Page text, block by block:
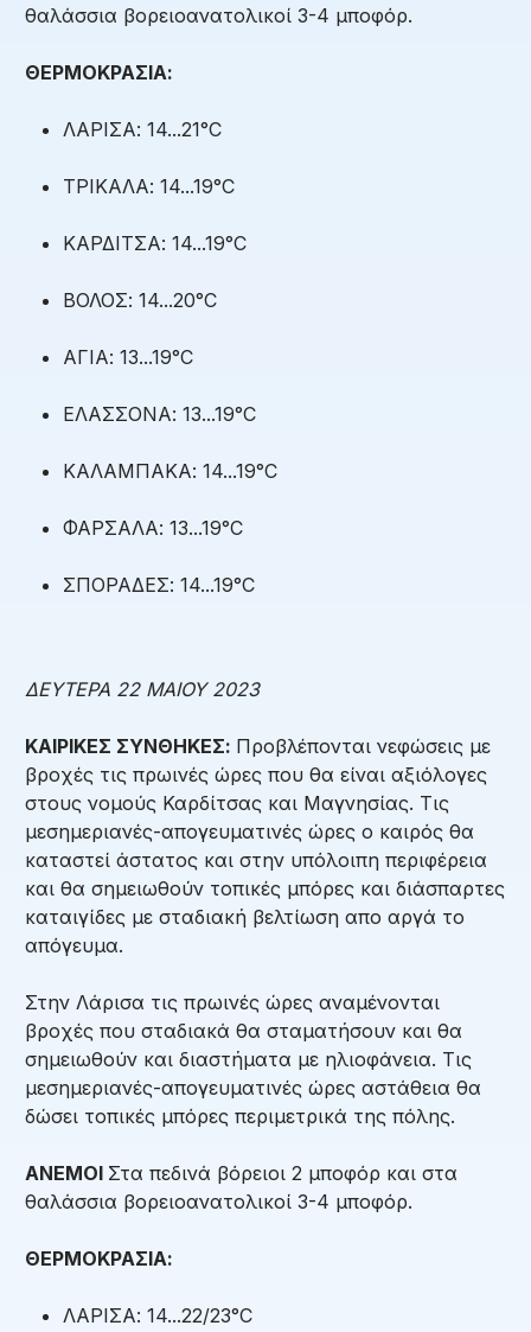
θαλάσσια βορειοανατολικοί 3-4 μποφόρ.
ΘΕΡΜΟΚΡΑΣΙΑ:
ΛΑΡΙΣΑ: 14...21°C
ΤΡΙΚΑΛΑ: 14...19°C
ΚΑΡΔΙΤΣΑ: 14...19°C
ΒΟΛΟΣ: 14...20°C
ΑΓΙΑ: 13...19°C
ΕΛΑΣΣΟΝΑ: 13...19°C
ΚΑΛΑΜΠΑΚΑ: 14...19°C
ΦΑΡΣΑΛΑ: 13...19°C
ΣΠΟΡΑΔΕΣ: 14...19°C
ΔΕΥΤΕΡΑ 22 ΜΑΙΟΥ 2023
ΚΑΙΡΙΚΕΣ ΣΥΝΘΗΚΕΣ: Προβλέπονται νεφώσεις με
βροχές τις πρωινές ώρες που θα είναι αξιόλογες
στους νομούς Καρδίτσας και Μαγνησίας. Τις
μεσημεριανές-απογευματινές ώρες ο καιρός θα
καταστεί άστατος και στην υπόλοιπη περιφέρεια
και θα σημειωθούν τοπικές μπόρες και διάσπαρτες
καταιγίδες με σταδιακή βελτίωση απο αργά το
απόγευμα.
Στην Λάρισα τις πρωινές ώρες αναμένονται
βροχές που σταδιακά θα σταματήσουν και θα
σημειωθούν και διαστήματα με ηλιοφάνεια. Τις
μεσημεριανές-απογευματινές ώρες αστάθεια θα
δώσει τοπικές μπόρες περιμετρικά της πόλης.
ΑΝΕΜΟΙ Στα πεδινά βόρειοι 2 μποφόρ και στα
θαλάσσια βορειοανατολικοί 3-4 μποφόρ.
ΘΕΡΜΟΚΡΑΣΙΑ:
ΛΑΡΙΣΑ: 14...22/23°C